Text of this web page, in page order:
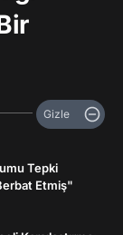
Gizle
Tepki
Etmiş"